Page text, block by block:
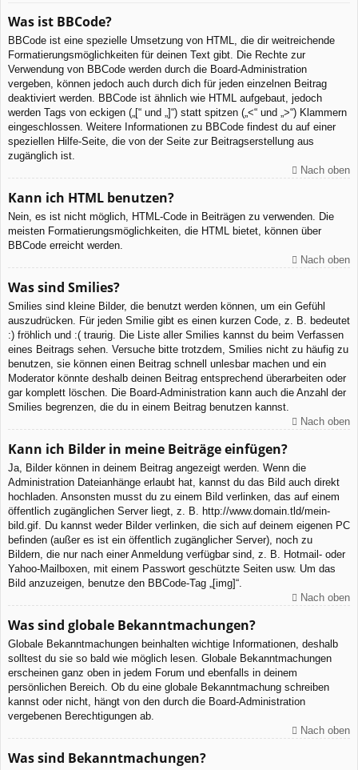
Was ist BBCode?
BBCode ist eine spezielle Umsetzung von HTML, die dir weitreichende
Formatierungsmöglichkeiten für deinen Text gibt. Die Rechte zur
Verwendung von BBCode werden durch die Board-Administration
vergeben, können jedoch auch durch dich für jeden einzelnen Beitrag
deaktiviert werden. BBCode ist ähnlich wie HTML aufgebaut, jedoch
werden Tags von eckigen („[“ und „]“) statt spitzen („<“ und „>“) Klammern
eingeschlossen. Weitere Informationen zu BBCode findest du auf einer
speziellen Hilfe-Seite, die von der Seite zur Beitragserstellung aus
zugänglich ist.
Nach oben
Kann ich HTML benutzen?
Nein, es ist nicht möglich, HTML-Code in Beiträgen zu verwenden. Die
meisten Formatierungsmöglichkeiten, die HTML bietet, können über
BBCode erreicht werden.
Nach oben
Was sind Smilies?
Smilies sind kleine Bilder, die benutzt werden können, um ein Gefühl
auszudrücken. Für jeden Smilie gibt es einen kurzen Code, z. B. bedeutet
:) fröhlich und :( traurig. Die Liste aller Smilies kannst du beim Verfassen
eines Beitrags sehen. Versuche bitte trotzdem, Smilies nicht zu häufig zu
benutzen, sie können einen Beitrag schnell unlesbar machen und ein
Moderator könnte deshalb deinen Beitrag entsprechend überarbeiten oder
gar komplett löschen. Die Board-Administration kann auch die Anzahl der
Smilies begrenzen, die du in einem Beitrag benutzen kannst.
Nach oben
Kann ich Bilder in meine Beiträge einfügen?
Ja, Bilder können in deinem Beitrag angezeigt werden. Wenn die
Administration Dateianhänge erlaubt hat, kannst du das Bild auch direkt
hochladen. Ansonsten musst du zu einem Bild verlinken, das auf einem
öffentlich zugänglichen Server liegt, z. B. http://www.domain.tld/mein-
bild.gif. Du kannst weder Bilder verlinken, die sich auf deinem eigenen PC
befinden (außer es ist ein öffentlich zugänglicher Server), noch zu
Bildern, die nur nach einer Anmeldung verfügbar sind, z. B. Hotmail- oder
Yahoo-Mailboxen, mit einem Passwort geschützte Seiten usw. Um das
Bild anzuzeigen, benutze den BBCode-Tag „[img]“.
Nach oben
Was sind globale Bekanntmachungen?
Globale Bekanntmachungen beinhalten wichtige Informationen, deshalb
solltest du sie so bald wie möglich lesen. Globale Bekanntmachungen
erscheinen ganz oben in jedem Forum und ebenfalls in deinem
persönlichen Bereich. Ob du eine globale Bekanntmachung schreiben
kannst oder nicht, hängt von den durch die Board-Administration
vergebenen Berechtigungen ab.
Nach oben
Was sind Bekanntmachungen?